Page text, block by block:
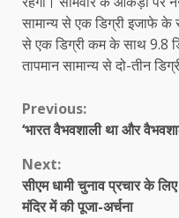
सामान्य से एक डिग्री इजाफे के
से एक डिग्री कम के साथ 9.8
तापमान सामान्य से दो-तीन
Continue
Previous:
‘भारत वैभवशाली था और
Next:
सीएम धामी चुनाव प्रचार के
मंदिर में की पूजा-अर्चना